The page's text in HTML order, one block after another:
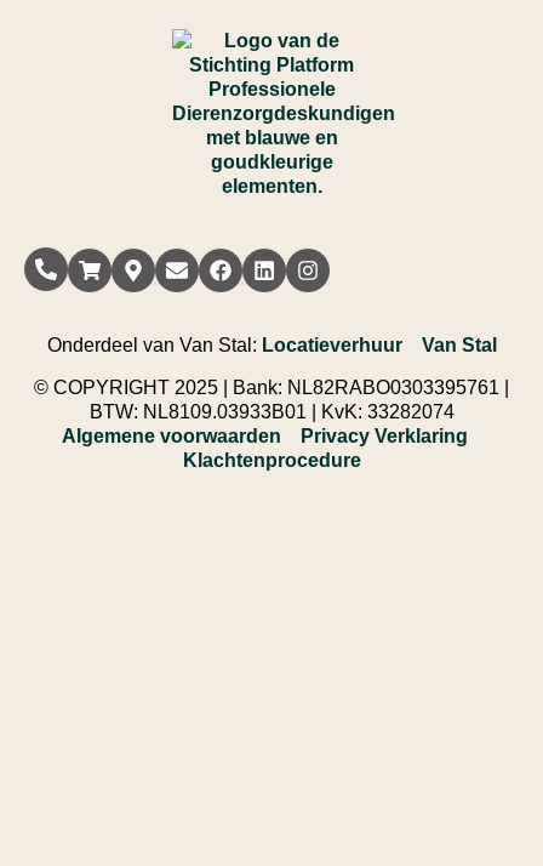
Onderdeel van Van Stal: Locatieverhuur|| Van Stal
© COPYRIGHT 2025 | Bank: NL82RABO0303395761 |
BTW: NL8109.03933B01 | KvK: 33282074
Algemene voorwaarden
Privacy Verklaring
Klachtenprocedure